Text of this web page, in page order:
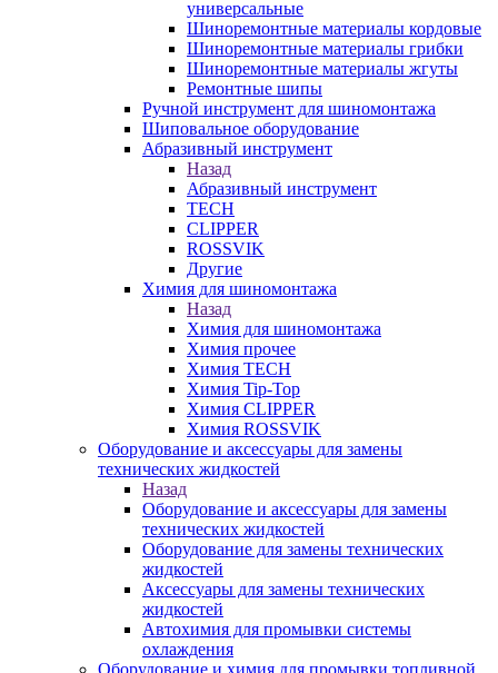
универсальные
Шиноремонтные материалы кордовые
Шиноремонтные материалы грибки
Шиноремонтные материалы жгуты
Ремонтные шипы
Ручной инструмент для шиномонтажа
Шиповальное оборудование
Абразивный инструмент
Назад
Абразивный инструмент
TECH
CLIPPER
ROSSVIK
Другие
Химия для шиномонтажа
Назад
Химия для шиномонтажа
Химия прочее
Химия TECH
Химия Tip-Top
Химия CLIPPER
Химия ROSSVIK
Оборудование и аксессуары для замены
технических жидкостей
Назад
Оборудование и аксессуары для замены
технических жидкостей
Оборудование для замены технических
жидкостей
Аксессуары для замены технических
жидкостей
Автохимия для промывки системы
охлаждения
Оборудование и химия для промывки топливной